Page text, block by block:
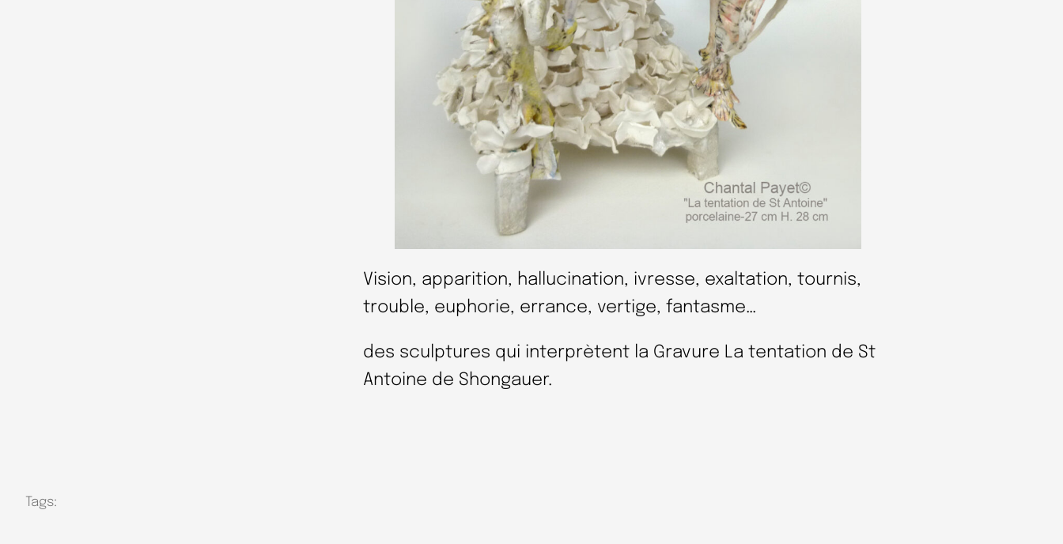
Vision, apparition, hallucination, ivresse, exaltation, tournis,
trouble, euphorie, errance, vertige, fantasme…
des sculptures qui interprètent la Gravure La tentation de St
Antoine de Shongauer.
Tags: